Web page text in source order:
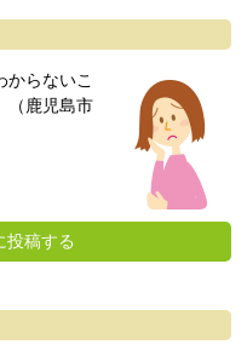
からないこ
（鹿児島市
投稿する